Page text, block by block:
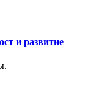
и развитие